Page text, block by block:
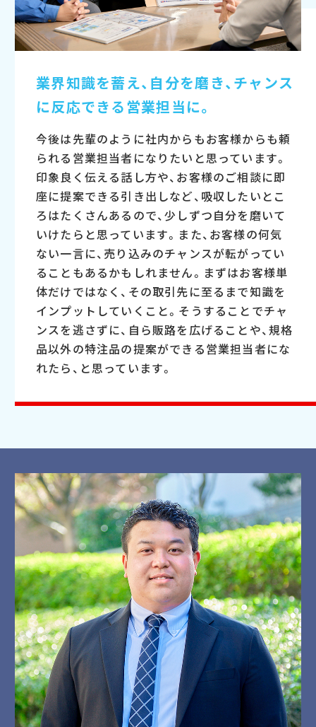
業界知識を蓄え、自分を磨き、 チャンス
に反応できる営業担当に。
今後は先輩のように社内からもお客様からも頼
られる営業担当者になりたいと思っています。
印象良く伝える話し方や、お客様のご相談に即
座に提案できる引き出しなど、吸収したいとこ
ろはたくさんあるので、少しずつ自分を磨いて
いけたらと思っています。また、お客様の何気
ない一言に、売り込みのチャンスが転がってい
ることもあるかもしれません。まずはお客様単
体だけではなく、その取引先に至るまで知識を
インプットしていくこと。そうすることでチャ
ンスを逃さずに、自ら販路を広げることや、規格
品以外の特注品の提案ができる営業担当者にな
れたら、と思っています。